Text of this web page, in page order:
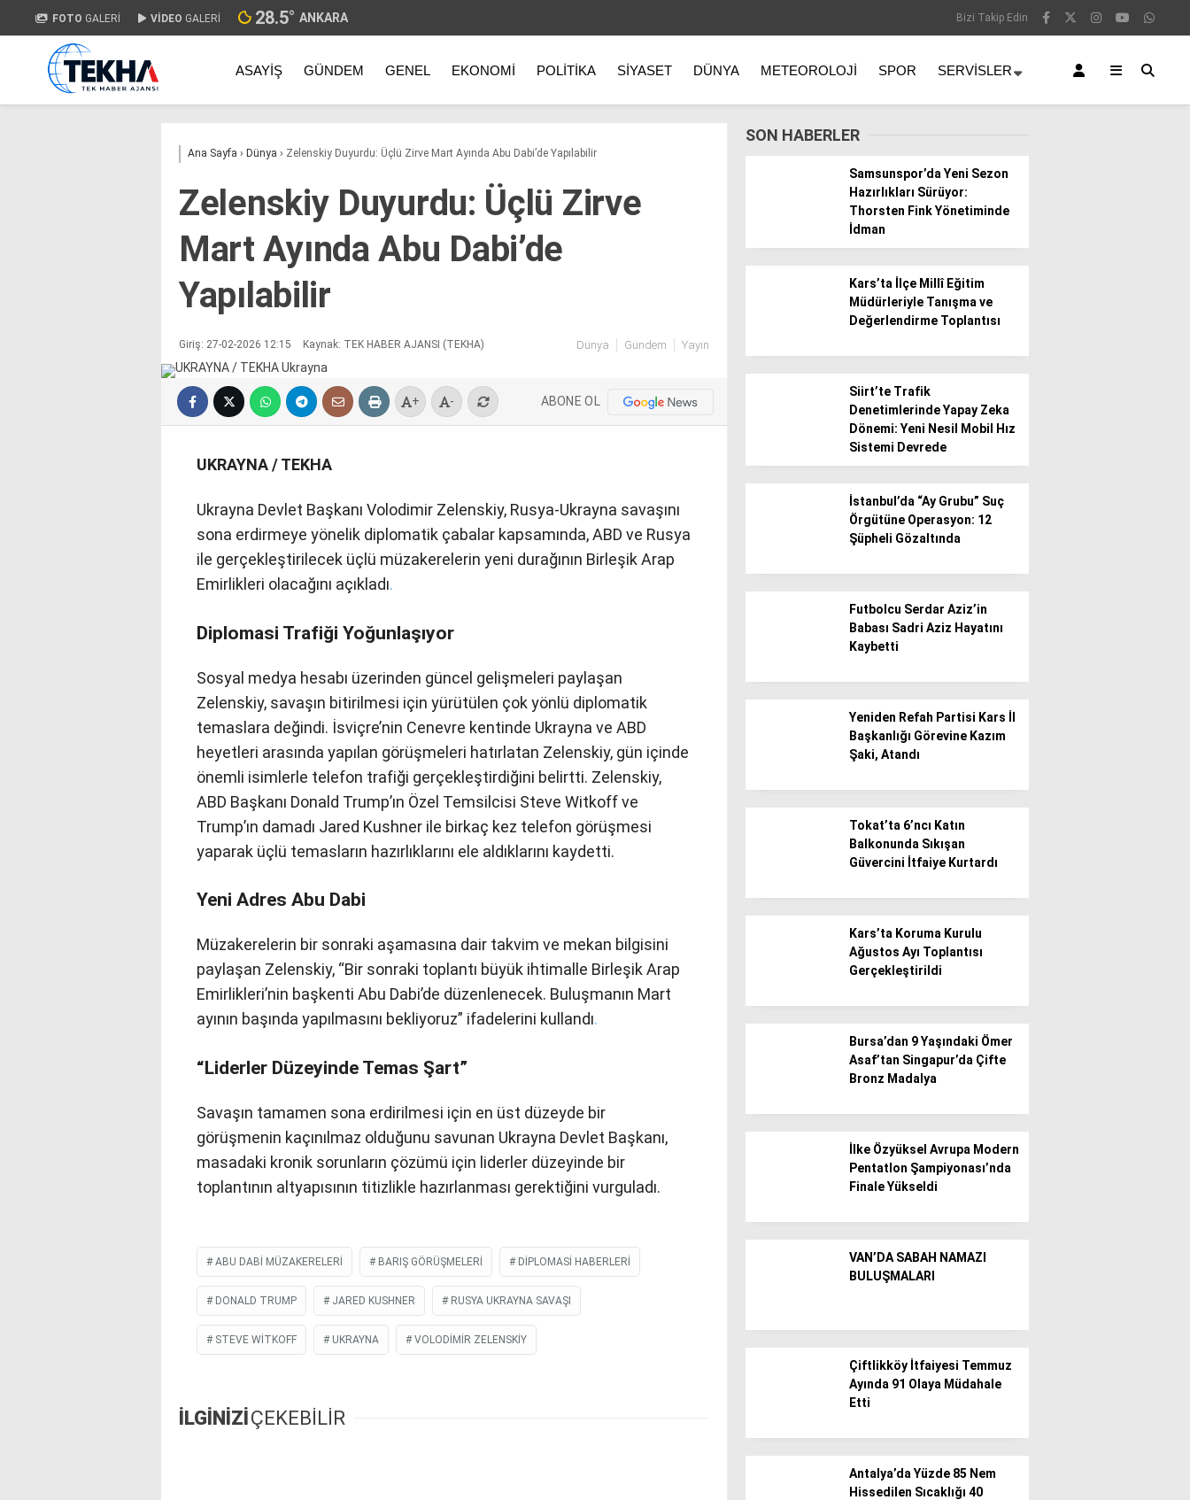
Politika / Siyaset
Magazin
FOTO GALERİ VİDEO GALERİ 28.5° ANKARA Bizi Takip Edin
ASAYIŞ GÜNDEM GENEL EKONOMI POLITIKA SIYASET DÜNYA METEOROLOJI SPOR SERVISLER
Ana Sayfa › Dünya › Zelenskiy Duyurdu: Üçlü Zirve Mart Ayında Abu Dabi’de Yapılabilir
Zelenskiy Duyurdu: Üçlü Zirve
Mart Ayında Abu Dabi’de
Yapılabilir
Giriş: 27-02-2026 12:15 Kaynak: TEK HABER AJANSI (TEKHA) Dünya Gündem Yayın
+ - ABONE OL
UKRAYNA / TEKHA
Ukrayna Devlet Başkanı Volodimir Zelenskiy, Rusya-Ukrayna savaşını
sona erdirmeye yönelik diplomatik çabalar kapsamında, ABD ve Rusya
ile gerçekleştirilecek üçlü müzakerelerin yeni durağının Birleşik Arap
Emirlikleri olacağını açıkladı.
Diplomasi Trafiği Yoğunlaşıyor
Sosyal medya hesabı üzerinden güncel gelişmeleri paylaşan
Zelenskiy, savaşın bitirilmesi için yürütülen çok yönlü diplomatik
temaslara değindi. İsviçre’nin Cenevre kentinde Ukrayna ve ABD
heyetleri arasında yapılan görüşmeleri hatırlatan Zelenskiy, gün içinde
önemli isimlerle telefon trafiği gerçekleştirdiğini belirtti. Zelenskiy,
ABD Başkanı Donald Trump’ın Özel Temsilcisi Steve Witkoff ve
Trump’ın damadı Jared Kushner ile birkaç kez telefon görüşmesi
yaparak üçlü temasların hazırlıklarını ele aldıklarını kaydetti.
Yeni Adres Abu Dabi
Müzakerelerin bir sonraki aşamasına dair takvim ve mekan bilgisini
paylaşan Zelenskiy, “Bir sonraki toplantı büyük ihtimalle Birleşik Arap
Emirlikleri’nin başkenti Abu Dabi’de düzenlenecek. Buluşmanın Mart
ayının başında yapılmasını bekliyoruz” ifadelerini kullandı.
“Liderler Düzeyinde Temas Şart”
Savaşın tamamen sona erdirilmesi için en üst düzeyde bir
görüşmenin kaçınılmaz olduğunu savunan Ukrayna Devlet Başkanı,
masadaki kronik sorunların çözümü için liderler düzeyinde bir
toplantının altyapısının titizlikle hazırlanması gerektiğini vurguladı.
ABU DABI MÜZAKERELERI BARIŞ GÖRÜŞMELERI DIPLOMASI HABERLERI
DONALD TRUMP JARED KUSHNER RUSYA UKRAYNA SAVAŞI
STEVE WITKOFF UKRAYNA VOLODIMIR ZELENSKIY
İLGİNİZİÇEKEBİLİR
SON HABERLER
Samsunspor’da Yeni Sezon
Hazırlıkları Sürüyor:
Thorsten Fink Yönetiminde
İdman
Kars’ta İlçe Millî Eğitim
Müdürleriyle Tanışma ve
Değerlendirme Toplantısı
Siirt’te Trafik
Denetimlerinde Yapay Zeka
Dönemi: Yeni Nesil Mobil Hız
Sistemi Devrede
İstanbul’da “Ay Grubu” Suç
Örgütüne Operasyon: 12
Şüpheli Gözaltında
Futbolcu Serdar Aziz’in
Babası Sadri Aziz Hayatını
Kaybetti
Yeniden Refah Partisi Kars İl
Başkanlığı Görevine Kazım
Şaki, Atandı
Tokat’ta 6’ncı Katın
Balkonunda Sıkışan
Güvercini İtfaiye Kurtardı
Kars’ta Koruma Kurulu
Ağustos Ayı Toplantısı
Gerçekleştirildi
Bursa’dan 9 Yaşındaki Ömer
Asaf’tan Singapur’da Çifte
Bronz Madalya
İlke Özyüksel Avrupa Modern
Pentatlon Şampiyonası’nda
Finale Yükseldi
VAN’DA SABAH NAMAZI
BULUŞMALARI
Çiftlikköy İtfaiyesi Temmuz
Ayında 91 Olaya Müdahale
Etti
Antalya’da Yüzde 85 Nem
Hissedilen Sıcaklığı 40